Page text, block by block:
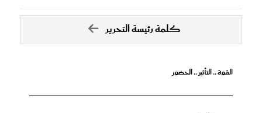
كلمة رئيسة التحرير
القوة .. التأثير .. الحضور